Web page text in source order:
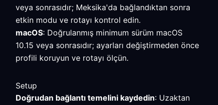
veya sonrasıdır; Meksika'da bağlandıktan sonra
etkin modu ve rotayı kontrol edin.
macOS: Doğrulanmış minimum sürüm macOS
10.15 veya sonrasıdır; ayarları değiştirmeden önce
profili koruyun ve rotayı ölçün.
Setup
Doğrudan bağlantı temelini kaydedin: Uzaktan